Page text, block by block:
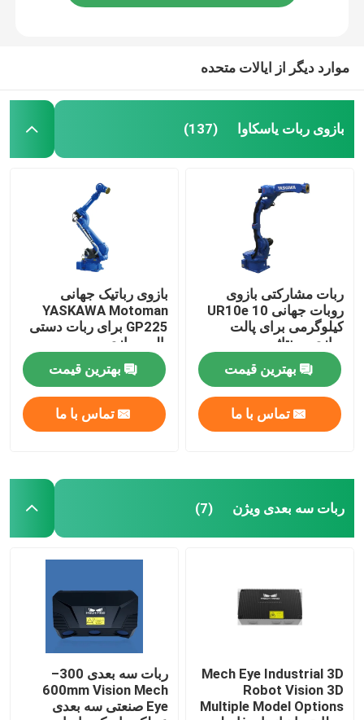
موارد دیگر از ایالات متحده
بازوی ربات یاسکاوا (137)
ربات مشارکتی بازوی
روبات جهانی UR10e 10
کیلوگرمی برای پالت
سازی مونتاژ
بهترین قیمت
تماس با ما
بازوی رباتیک جهانی
YASKAWA Motoman
GP225 برای ربات دستی
پالت سازی
بهترین قیمت
تماس با ما
ربات سه بعدی ویژن (7)
Mech Eye Industrial 3D
Robot Vision 3D
Multiple Model Options
ربات سه بعدی 300–
600mm Vision Mech
Eye صنعتی سه بعدی